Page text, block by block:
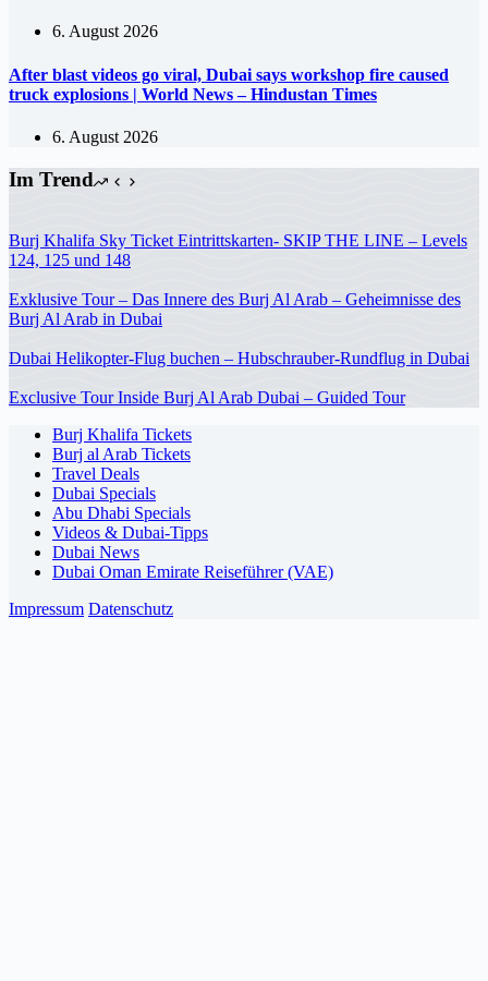
6. August 2026
After blast videos go viral, Dubai says workshop fire caused
truck explosions | World News – Hindustan Times
6. August 2026
Im Trend
Burj Khalifa Sky Ticket Eintrittskarten- SKIP THE LINE – Levels
124, 125 und 148
Exklusive Tour – Das Innere des Burj Al Arab – Geheimnisse des
Burj Al Arab in Dubai
Dubai Helikopter-Flug buchen – Hubschrauber-Rundflug in Dubai
Exclusive Tour Inside Burj Al Arab Dubai – Guided Tour
Burj Khalifa Tickets
Burj al Arab Tickets
Travel Deals
Dubai Specials
Abu Dhabi Specials
Videos & Dubai-Tipps
Dubai News
Dubai Oman Emirate Reiseführer (VAE)
Impressum Datenschutz